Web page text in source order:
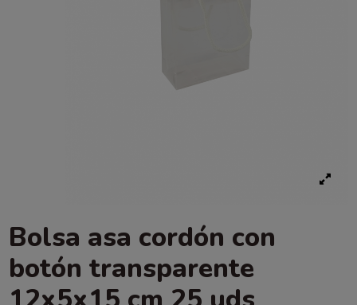
Bolsa asa cordón con
botón transparente